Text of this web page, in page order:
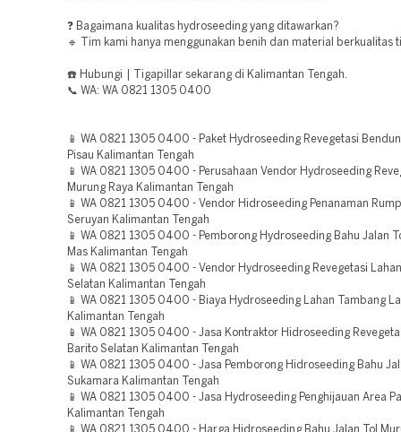
❓ Bagaimana kualitas hydroseeding yang ditawarkan?
🔹 Tim kami hanya menggunakan benih dan material berkualitas
☎️ Hubungi | Tigapillar sekarang di Kalimantan Tengah.
📞 WA: WA 0821 1305 0400
📱 WA 0821 1305 0400 - Paket Hydroseeding Revegetasi
Pisau Kalimantan Tengah
📱 WA 0821 1305 0400 - Perusahaan Vendor Hydroseeding
Murung Raya Kalimantan Tengah
📱 WA 0821 1305 0400 - Vendor Hidroseeding Penanaman
Seruyan Kalimantan Tengah
📱 WA 0821 1305 0400 - Pemborong Hydroseeding Bahu Jalan
Mas Kalimantan Tengah
📱 WA 0821 1305 0400 - Vendor Hydroseeding Revegetasi
Selatan Kalimantan Tengah
📱 WA 0821 1305 0400 - Biaya Hydroseeding Lahan Tambang
Kalimantan Tengah
📱 WA 0821 1305 0400 - Jasa Kontraktor Hidroseeding
Barito Selatan Kalimantan Tengah
📱 WA 0821 1305 0400 - Jasa Pemborong Hidroseeding Bahu
Sukamara Kalimantan Tengah
📱 WA 0821 1305 0400 - Jasa Hydroseeding Penghijauan Area
Kalimantan Tengah
📱 WA 0821 1305 0400 - Harga Hidroseeding Bahu Jalan Tol